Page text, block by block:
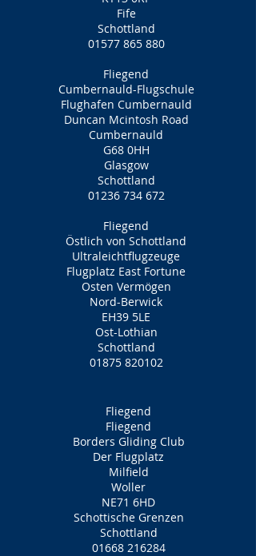
Fife
Schottland
01577 865 880
Fliegend
Cumbernauld-Flugschule
Flughafen Cumbernauld
Duncan Mcintosh Road
Cumbernauld
G68 0HH
Glasgow
Schottland
01236 734 672
Fliegend
Östlich von Schottland
Ultraleichtflugzeuge
Flugplatz East Fortune
Osten Vermögen
Nord-Berwick
EH39 5LE
Ost-Lothian
Schottland
01875 820102
Fliegend
Fliegend
Borders Gliding Club
Der Flugplatz
Milfield
Woller
NE71 6HD
Schottische Grenzen
Schottland
01668 216284